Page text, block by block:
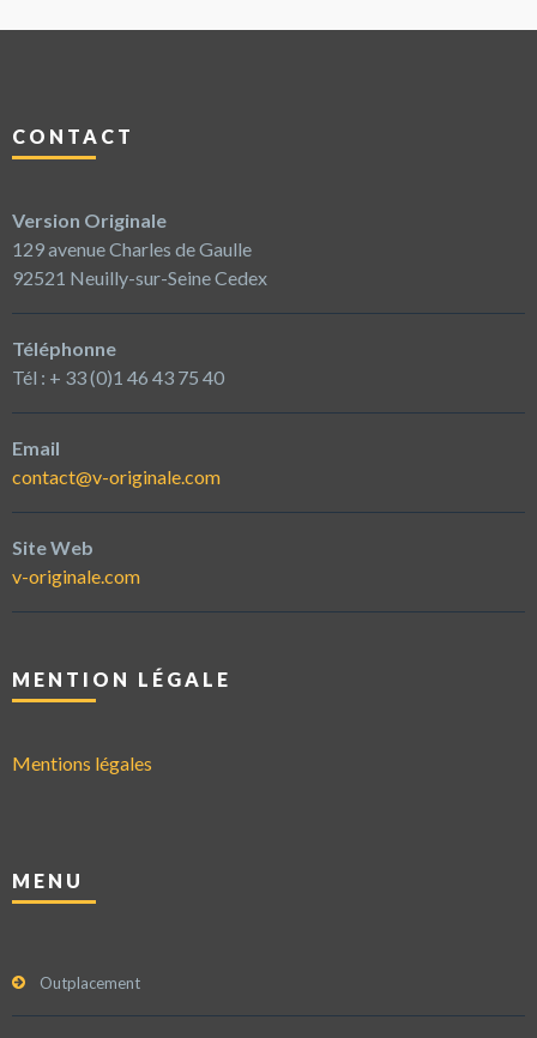
CONTACT
Version Originale
129 avenue Charles de Gaulle
92521 Neuilly-sur-Seine Cedex
Téléphonne
Tél : + 33 (0)1 46 43 75 40
Email
contact@v-originale.com
Site Web
v-originale.com
MENTION LÉGALE
Mentions légales
MENU
Outplacement